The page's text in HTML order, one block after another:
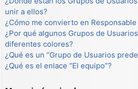
unir a ellos?
¿Cómo me convierto en
¿Por qué algunos Grupos de
diferentes colores?
¿Qué es un “Grupo de Usuarios
¿Qué es el enlace “El equipo”?